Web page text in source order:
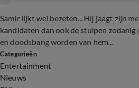
Samir lijkt wel bezeten... Hij jaagt zijn
kandidaten dan ook de stuipen zodanig
en doodsbang worden van hem...
Categorieën
Entertainment
Nieuws